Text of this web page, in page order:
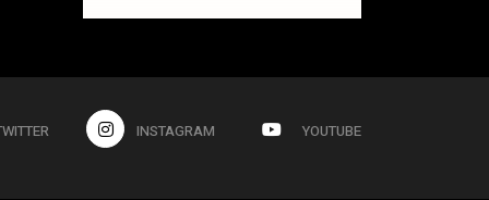
INSTAGRAM YOUTUBE